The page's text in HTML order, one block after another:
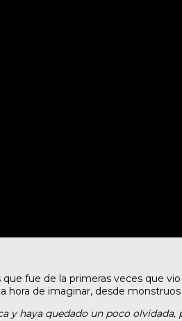
fue de la primeras veces que
hora de imaginar, desde
y haya quedado un poco